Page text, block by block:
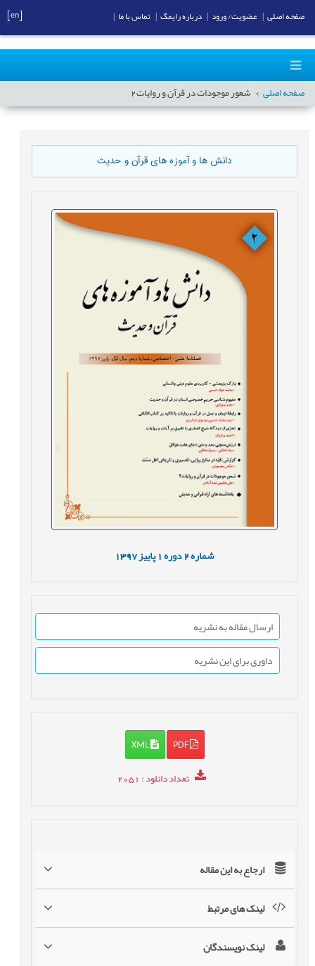
صفحه اصلی شعور موجودات در قرآن و روایات2
دانش ها و آموزه های قرآن و حدیث
شماره2 دوره1 پاییز1397
ارسال مقاله به نشریه
داوری برای این نشریه
PDF
XML
تعداد دانلود: 2051
ارجاع به این مقاله
لینک های مرتبط
لینک نویسندگان
صفحه اصلی عضویت/ ورود درباره رایمگ تماس با ما